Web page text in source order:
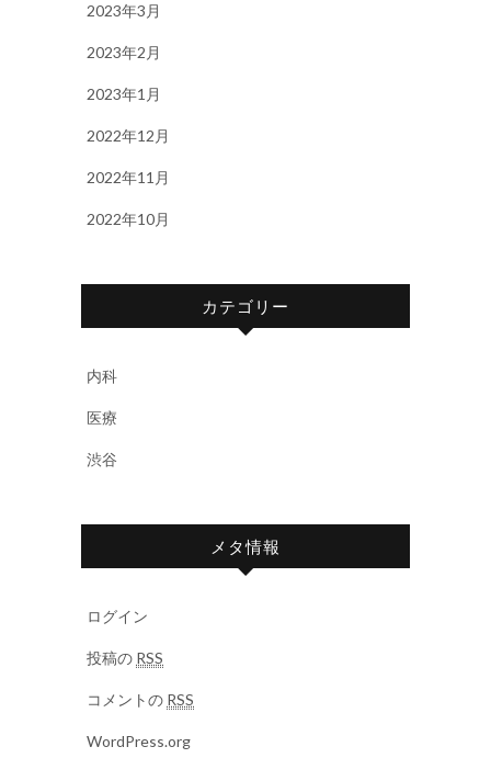
2023年3月
2023年2月
2023年1月
2022年12月
2022年11月
2022年10月
カテゴリー
内科
医療
渋谷
メタ情報
ログイン
投稿の RSS
コメントの RSS
WordPress.org